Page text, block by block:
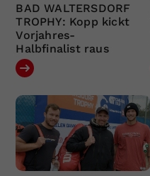
BAD WALTERSDORF
TROPHY: Kopp kickt
Vorjahres-
Halbfinalist raus